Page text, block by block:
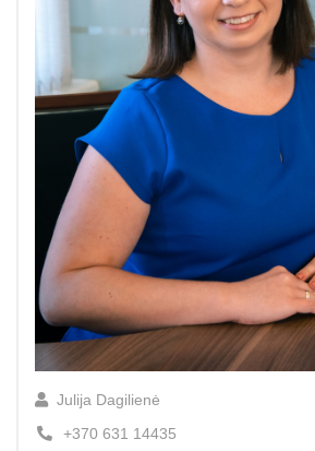
Julija Dagilienė
+370 631 14435